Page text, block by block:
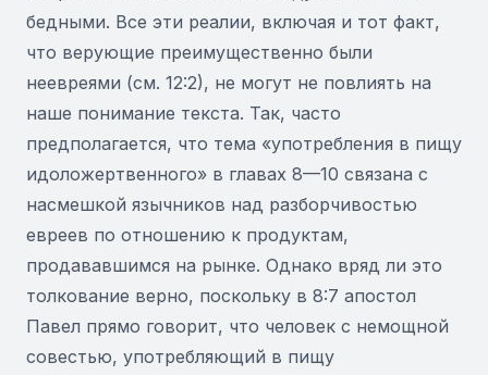
бедными. Все эти реалии, включая и тот факт,
что верующие преимущественно были
неевреями (см. 12:2), не могут не повлиять на
наше понимание текста. Так, часто
предполагается, что тема «употребления в пищу
идоложертвенного» в главах 8—10 связана с
насмешкой язычников над разборчивостью
евреев по отношению к продуктам,
продававшимся на рынке. Однако вряд ли это
толкование верно, поскольку в 8:7 апостол
Павел прямо говорит, что человек с немощной
совестью, употребляющий в пищу